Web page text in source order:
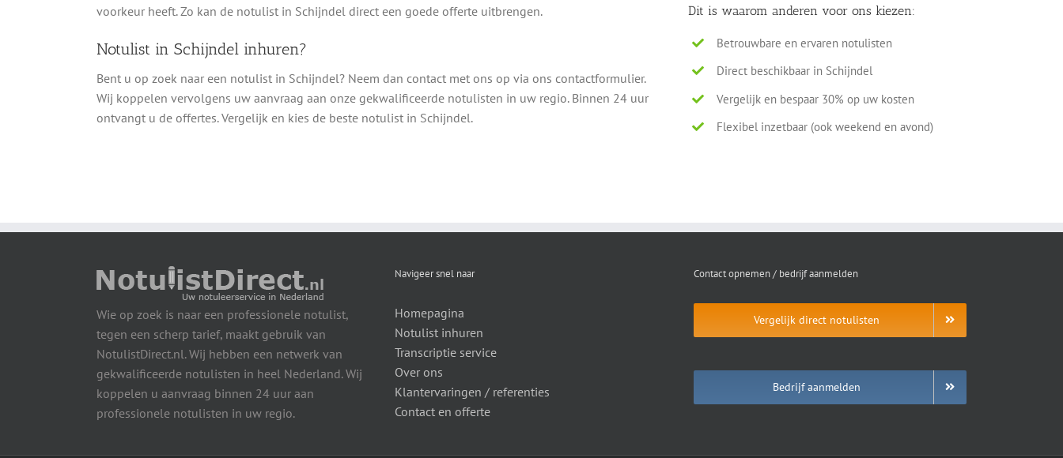
voorkeur heeft. Zo kan de notulist in Schijndel direct een goede offerte uitbrengen.
Notulist in Schijndel inhuren?
Bent u op zoek naar een notulist in Schijndel? Neem dan contact met ons op via ons contactformulier.
Wij koppelen vervolgens uw aanvraag aan onze gekwalificeerde notulisten in uw regio. Binnen 24 uur
ontvangt u de offertes. Vergelijk en kies de beste notulist in Schijndel.
Dit is waarom anderen voor ons kiezen:
Betrouwbare en ervaren notulisten
Direct beschikbaar in Schijndel
Vergelijk en bespaar 30% op uw kosten
Flexibel inzetbaar (ook weekend en avond)
Wie op zoek is naar een professionele notulist,
tegen een scherp tarief, maakt gebruik van
NotulistDirect.nl. Wij hebben een netwerk van
gekwalificeerde notulisten in heel Nederland. Wij
koppelen u aanvraag binnen 24 uur aan
professionele notulisten in uw regio.
Navigeer snel naar
Homepagina
Notulist inhuren
Transcriptie service
Over ons
Klantervaringen / referenties
Contact en offerte
Contact opnemen / bedrijf aanmelden
Vergelijk direct notulisten
Bedrijf aanmelden